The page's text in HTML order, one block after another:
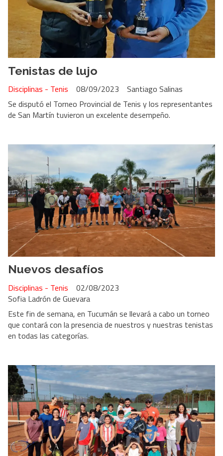
Tenistas de lujo
Santiago Salinas
Disciplinas - Tenis
08/09/2023
Se disputó el Torneo Provincial de Tenis y los representantes
de San Martín tuvieron un excelente desempeño.
Nuevos desafíos
Sofia Ladrón de Guevara
Disciplinas - Tenis 02/08/2023
Este fin de semana, en Tucumán se llevará a cabo un torneo
que contará con la presencia de nuestros y nuestras tenistas
en todas las categorías.